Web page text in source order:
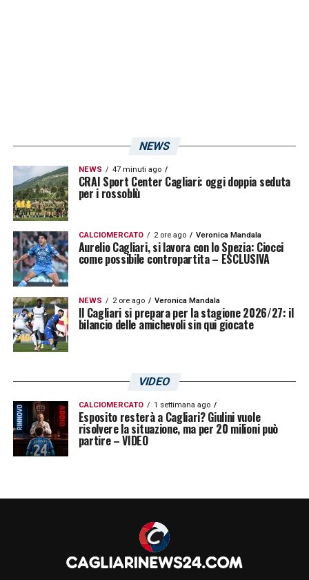
NEWS
NEWS 47 minuti ago
CRAI Sport Center Cagliari: oggi doppia seduta
per i rossoblù
CALCIOMERCATO 2 ore ago Veronica Mandala
Aurelio Cagliari, si lavora con lo Spezia: Ciocci
come possibile contropartita – ESCLUSIVA
NEWS 2 ore ago Veronica Mandala
Il Cagliari si prepara per la stagione 2026/27: il
bilancio delle amichevoli sin qui giocate
VIDEO
CALCIOMERCATO 1 settimana ago
Esposito resterà a Cagliari? Giulini vuole
risolvere la situazione, ma per 20 milioni può
partire – VIDEO